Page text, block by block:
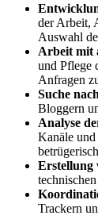
der Arbeit,
Auswahl
Arbeit mit
und Pflege
Anfragen
Suche
Bloggern
Analyse
Kanäle
Erstellung
Trackern